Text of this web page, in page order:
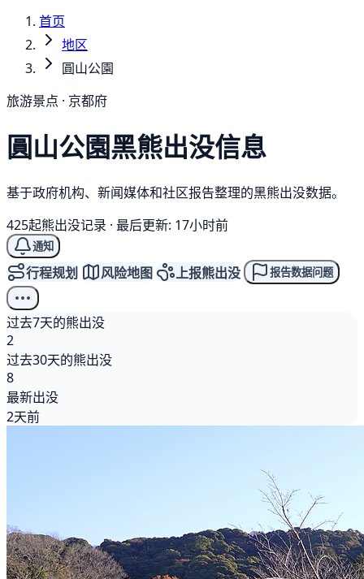
首页
地区
圓山公園
旅游景点 · 京都府
圓山公園黑熊出没信息
基于政府机构、新闻媒体和社区报告整理的黑熊出没数据。
425起熊出没记录 · 最后更新: 17小时前
通知
行程规划 风险地图 上报熊出没 报告数据问题
过去7天的熊出没
2
过去30天的熊出没
8
最新出没
2天前